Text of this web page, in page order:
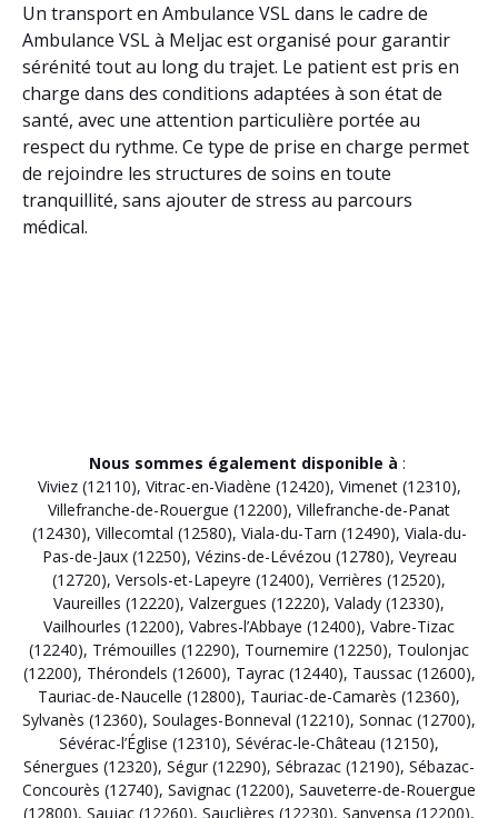
Un transport en Ambulance VSL dans le cadre de
Ambulance VSL à Meljac est organisé pour garantir
sérénité tout au long du trajet. Le patient est pris en
charge dans des conditions adaptées à son état de
santé, avec une attention particulière portée au
respect du rythme. Ce type de prise en charge permet
de rejoindre les structures de soins en toute
tranquillité, sans ajouter de stress au parcours
médical.
Nous sommes également disponible à :
Viviez (12110), Vitrac-en-Viadène (12420), Vimenet (12310),
Villefranche-de-Rouergue (12200), Villefranche-de-Panat
(12430), Villecomtal (12580), Viala-du-Tarn (12490), Viala-du-
Pas-de-Jaux (12250), Vézins-de-Lévézou (12780), Veyreau
(12720), Versols-et-Lapeyre (12400), Verrières (12520),
Vaureilles (12220), Valzergues (12220), Valady (12330),
Vailhourles (12200), Vabres-l’Abbaye (12400), Vabre-Tizac
(12240), Trémouilles (12290), Tournemire (12250), Toulonjac
(12200), Thérondels (12600), Tayrac (12440), Taussac (12600),
Tauriac-de-Naucelle (12800), Tauriac-de-Camarès (12360),
Sylvanès (12360), Soulages-Bonneval (12210), Sonnac (12700),
Sévérac-l’Église (12310), Sévérac-le-Château (12150),
Sénergues (12320), Ségur (12290), Sébrazac (12190), Sébazac-
Concourès (12740), Savignac (12200), Sauveterre-de-Rouergue
(12800), Saujac (12260), Sauclières (12230), Sanvensa (12200),